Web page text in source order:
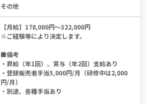
その他
【月給】178,000円～322,000円
※ご経験等により決定します。
■備考
・昇給（年1回）、賞与（年2回）支給あり
・登録販売者手当5,000円/月（研修中は2,000
円/月）
・別途、各種手当あり